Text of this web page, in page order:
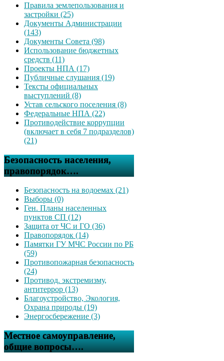
Правила землепользования и
застройки (25)
Документы Администрации
(143)
Документы Совета (98)
Использование бюджетных
средств (11)
Проекты НПА (17)
Публичные слушания (19)
Тексты официальных
выступлений (8)
Устав сельского поселения (8)
Федеральные НПА (22)
Противодействие коррупции
(включает в себя 7 подразделов)
(21)
Безопасность населения,
правопорядок….
Безопасность на водоемах (21)
Выборы (0)
Ген. Планы населенных
пунктов СП (12)
Защита от ЧС и ГО (36)
Правопорядок (14)
Памятки ГУ МЧС России по РБ
(59)
Противопожарная безопасность
(24)
Противод. экстремизму,
антитеррор (13)
Благоустройство, Экология,
Охрана природы (19)
Энергосбережение (3)
Местное самоуправление,
общие вопросы….